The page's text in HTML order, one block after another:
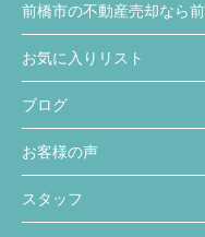
前橋市の不動産売却なら
お気に入りリスト
ブログ
お客様の声
スタッフ